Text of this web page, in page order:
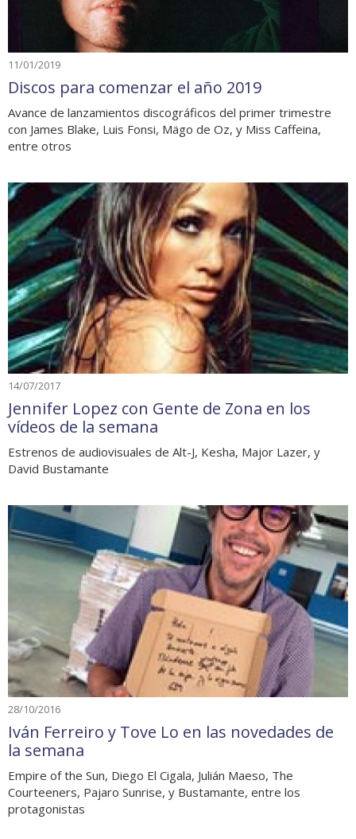
11/01/2019
Discos para comenzar el año 2019
Avance de lanzamientos discográficos del primer trimestre
con James Blake, Luis Fonsi, Mägo de Oz, y Miss Caffeina,
entre otros
14/07/2017
Jennifer Lopez con Gente de Zona en los
vídeos de la semana
Estrenos de audiovisuales de Alt-J, Kesha, Major Lazer, y
David Bustamante
28/10/2016
Iván Ferreiro y Tove Lo en las novedades de
la semana
Empire of the Sun, Diego El Cigala, Julián Maeso, The
Courteeners, Pajaro Sunrise, y Bustamante, entre los
protagonistas